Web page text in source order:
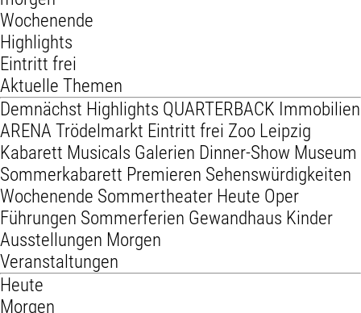
Wochenende
Highlights
Eintritt frei
Aktuelle Themen
Demnächst Highlights QUARTERBACK Immobilien
ARENA Trödelmarkt Eintritt frei Zoo Leipzig
Kabarett Musicals Galerien Dinner-Show Museum
Sommerkabarett Premieren Sehenswürdigkeiten
Wochenende Sommertheater Heute Oper
Führungen Sommerferien Gewandhaus Kinder
Ausstellungen Morgen
Veranstaltungen
Heute
Morgen